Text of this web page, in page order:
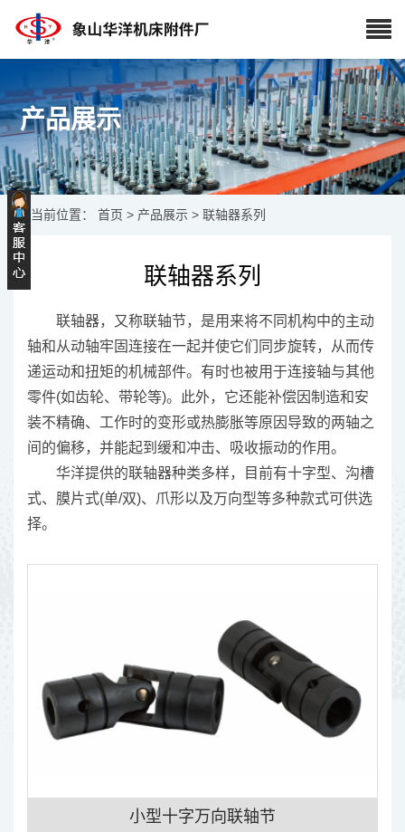
产品展示
当前位置： 首页 > 产品展示 > 联轴器系列
联轴器系列
联轴器，又称联轴节，是用来将不同机构中的主动
轴和从动轴牢固连接在一起并使它们同步旋转，从而传
递运动和扭矩的机械部件。有时也被用于连接轴与其他
零件(如齿轮、带轮等)。此外，它还能补偿因制造和安
装不精确、工作时的变形或热膨胀等原因导致的两轴之
间的偏移，并能起到缓和冲击、吸收振动的作用。
华洋提供的联轴器种类多样，目前有十字型、沟槽
式、膜片式(单/双)、爪形以及万向型等多种款式可供选
择。
小型十字万向联轴节